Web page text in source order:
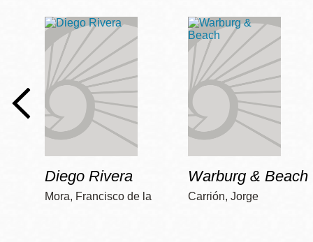
Diego Rivera
Mora, Francisco de la
Warburg & Beach
Carrión, Jorge